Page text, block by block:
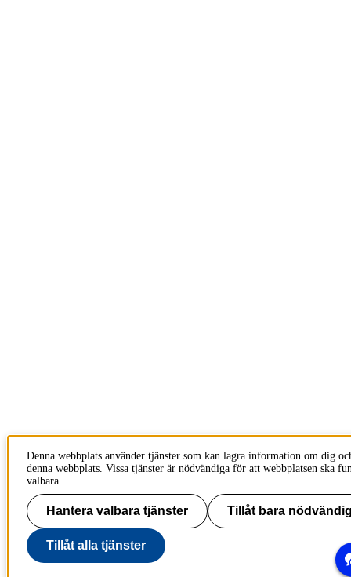
Denna webbplats använder tjänster som kan lagra information om dig
denna webbplats. Vissa tjänster är nödvändiga för att webbplatsen ska
valbara.
Hantera valbara tjänster Tillåt bara
Tillåt alla tjänster